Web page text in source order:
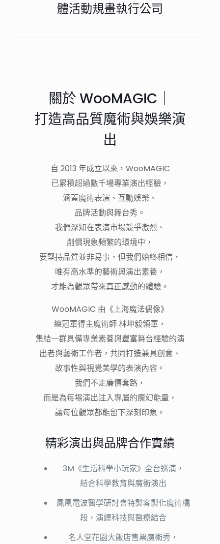
體活動規畫執行公司
關於 WooMAGIC｜
打造高品質魔術與娛樂演
出
自 2013 年成立以來，WooMAGIC
已累積超過數千場專業演出經驗，
涵蓋魔術表演、互動娛樂、
品牌活動與舞台秀。
我們深知在表演市場競爭激烈、
削價現象頻繁的環境中，
要堅持品質並非易事，但我們始終相信，
唯有高水準的藝術與演出素養，
才能為觀眾帶來真正感動的體驗。
WooMAGIC 由《上海魔法偶像》
總冠軍得主魔術師 林坤毅領軍，
集結一群具備專業素養與豐富舞台經驗的演
出者與藝術工作者，共同打造兼具創意、
故事性與視覺美學的表演內容。
我們不走廉價套路，
而是為每場演出注入專屬的魔幻能量，
讓每位觀眾都能留下深刻印象。
精彩演出與品牌合作實績
3M《生活科學小玩家》全台巡演，
結合科學教育與魔術演出
鳳凰電波醫學研討會特製客製化魔術橋
段，演繹科技與醫療結合
名人堂花園大飯店售票魔術秀，